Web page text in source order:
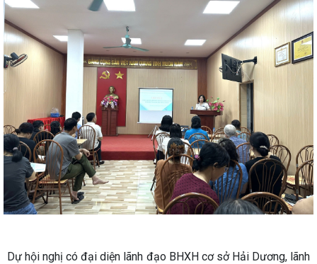
Dự hội nghị có đại diện lãnh đạo BHXH cơ sở Hải Dương, lãnh